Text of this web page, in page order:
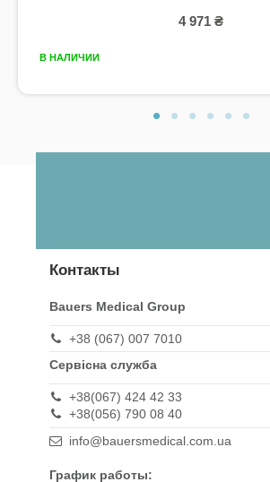
4 971 ₴
В НАЛИЧИИ
Контакты
Bauers Medical Group
+38 (067) 007 7010
Сервісна служба
+38(067) 424 42 33
+38(056) 790 08 40
info@bauersmedical.com.ua
График работы: